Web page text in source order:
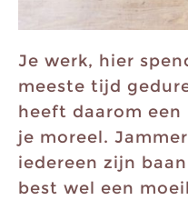
Je werk, hier
meeste tijd
heeft daarom
je moreel.
iedereen zijn
best wel een